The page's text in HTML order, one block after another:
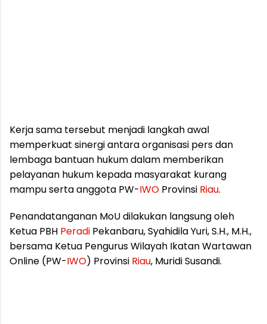
Kerja sama tersebut menjadi langkah awal
memperkuat sinergi antara organisasi pers dan
lembaga bantuan hukum dalam memberikan
pelayanan hukum kepada masyarakat kurang
mampu serta anggota PW-IWO Provinsi Riau.
Penandatanganan MoU dilakukan langsung oleh
Ketua PBH Peradi Pekanbaru, Syahidila Yuri, S.H., M.H.,
bersama Ketua Pengurus Wilayah Ikatan Wartawan
Online (PW-IWO) Provinsi Riau, Muridi Susandi.